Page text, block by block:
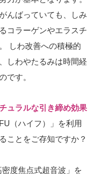
んばっていても、しみ
コラーゲンやエラスチ
しわ改善への積極的
しわやたるみは時間経
です。
ュラルな引き締め効果
（ハイフ）」を利用
ことをご存知ですか？
度焦点式超音波」を